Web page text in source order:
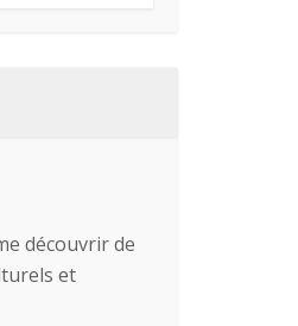
découvrir de
et